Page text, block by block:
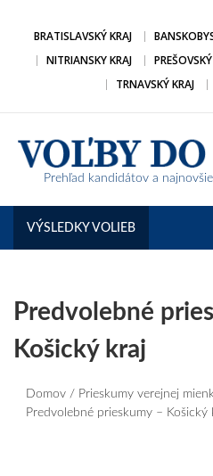
BRATISLAVSKÝ KRAJ
NITRIANSKY KRAJ
TRNAVSKÝ KRAJ
Prehľad kandidátov a
VÝSLEDKY VOLIEB
Predvolebné
Košický kraj
Domov / Prieskumy verejnej
Predvolebné prieskumy – Košický